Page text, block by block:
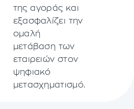
της αγοράς και
εξασφαλίζει την
ομαλή
μετάβαση των
εταιρειών στον
ψηφιακό
μετασχηματισμό.